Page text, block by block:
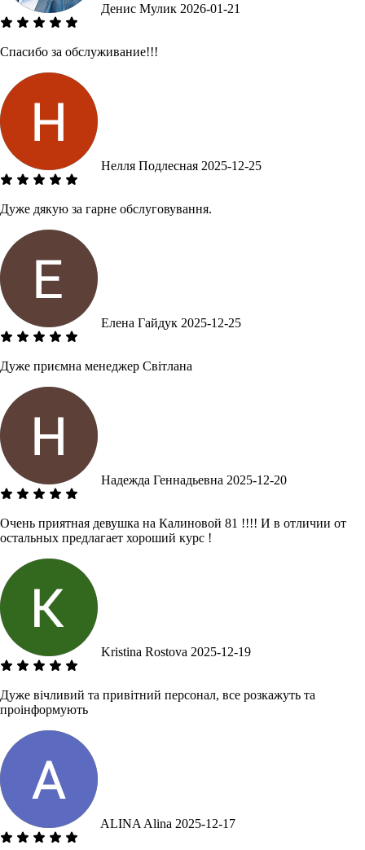
Денис Мулик 2026-01-21
Спасибо за обслуживание!!!
Нелля Подлесная 2025-12-25
Дуже дякую за гарне обслуговування.
Елена Гайдук 2025-12-25
Дуже приємна менеджер Світлана
Надежда Геннадьевна 2025-12-20
Очень приятная девушка на Калиновой 81 !!!! И в отличии от
остальных предлагает хороший курс !
Kristina Rostova 2025-12-19
Дуже вічливий та привітний персонал, все розкажуть та
проінформують
ALINA Alina 2025-12-17